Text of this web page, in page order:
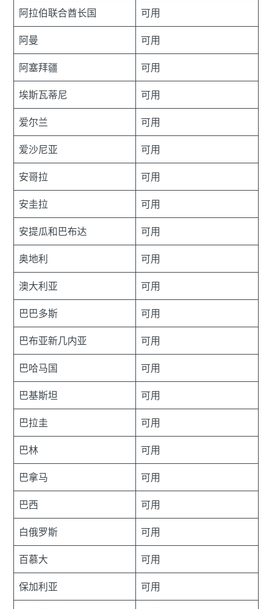
阿拉伯联合酋长国
可用
阿曼
可用
阿塞拜疆
可用
埃斯瓦蒂尼
可用
爱尔兰
可用
爱沙尼亚
可用
安哥拉
可用
安圭拉
可用
安提瓜和巴布达
可用
奥地利
可用
澳大利亚
可用
巴巴多斯
可用
巴布亚新几内亚
可用
巴哈马国
可用
巴基斯坦
可用
巴拉圭
可用
巴林
可用
巴拿马
可用
巴西
可用
白俄罗斯
可用
百慕大
可用
保加利亚
可用